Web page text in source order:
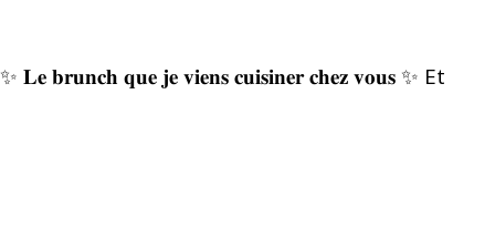
✨ 𝐋𝐞 𝐛𝐫𝐮𝐧𝐜𝐡 𝐪𝐮𝐞 𝐣𝐞 𝐯𝐢𝐞𝐧𝐬 𝐜𝐮𝐢𝐬𝐢𝐧𝐞𝐫 𝐜𝐡𝐞𝐳 𝐯𝐨𝐮𝐬 ✨ Et